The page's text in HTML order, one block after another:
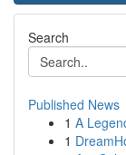
Search
Published News
1 A
1